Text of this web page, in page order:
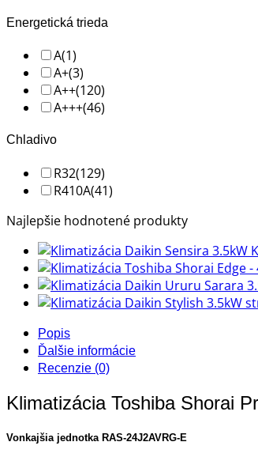
Energetická trieda
A(1)
A+(3)
A++(120)
A+++(46)
Chladivo
R32(129)
R410A(41)
Najlepšie hodnotené produkty
Popis
Ďalšie informácie
Recenzie (0)
Klimatizácia Toshiba Shorai
Vonkajšia jednotka RAS-24J2AVRG-E